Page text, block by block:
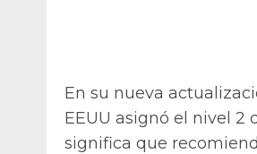
En su nueva
EEUU asignó el nivel 2
significa que